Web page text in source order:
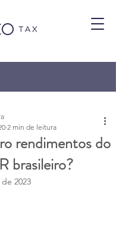
rendimentos do
brasileiro?
2 min de leitura
2023